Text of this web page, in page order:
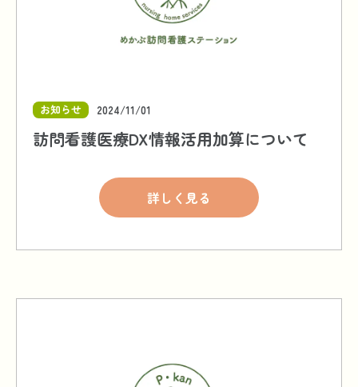
お知らせ 2024/11/01
訪問看護医療DX情報活用加算について
詳しく見る